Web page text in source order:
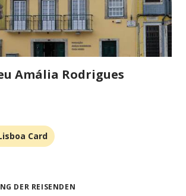
Amália Rodrigues
Card
DER REISENDEN